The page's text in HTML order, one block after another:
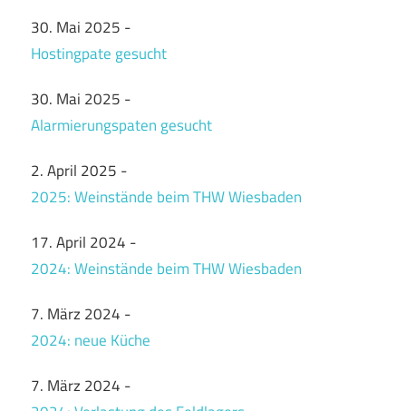
30. Mai 2025 -
Hostingpate gesucht
30. Mai 2025 -
Alarmierungspaten gesucht
2. April 2025 -
2025: Weinstände beim THW Wiesbaden
17. April 2024 -
2024: Weinstände beim THW Wiesbaden
7. März 2024 -
2024: neue Küche
7. März 2024 -